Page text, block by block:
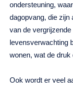
ondersteuning,
dagopvang, die zijn
van de
levensverwachting
wonen, wat de
Ook wordt er veel